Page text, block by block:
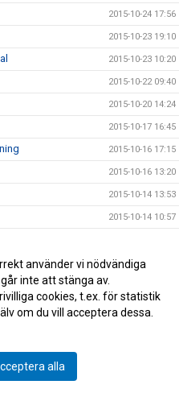
2015-10-24 17:56
2015-10-23 19:10
2015-10-23 10:20
2015-10-22 09:40
2015-10-20 14:24
2015-10-17 16:45
2015-10-16 17:15
2015-10-16 13:20
2015-10-14 13:53
2015-10-14 10:57
2015-10-11 23:02
2015-10-08 11:48
2015-10-07 22:58
använder vi nödvändiga
inte att stänga av.
cookies, t.ex. för statistik
om du vill acceptera dessa.
alla